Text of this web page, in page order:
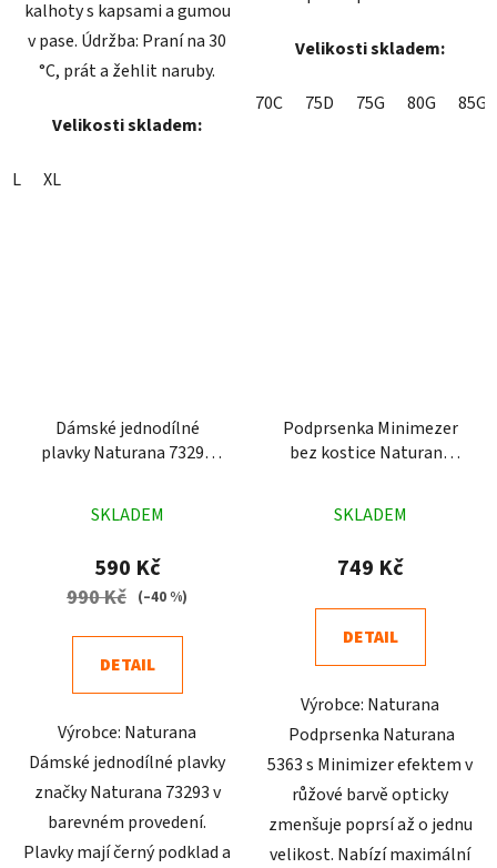
kalhoty s kapsami a gumou
v pase. Údržba: Praní na 30
°C, prát a žehlit naruby.
Velikosti skladem:
L XL
Velikosti skladem:
70C 75D 75G 80G 85G
Dámské jednodílné
plavky Naturana 73293
hodnocení
produktu
je
z
5
SKLADEM
590 Kč
990 Kč (–40 %)
DETAIL
Výrobce: Naturana
Dámské jednodílné plavky
značky Naturana 73293 v
barevném provedení.
Plavky mají černý podklad a
Podprsenka Minimezer
bez kostice Naturana
hodnocení
produktu
5,0
z
hvězdiček.
SKLADEM
749 Kč
DETAIL
Výrobce: Naturana
Podprsenka Naturana
5363 s Minimizer efektem v
růžové barvě opticky
zmenšuje poprsí až o jednu
velikost. Nabízí maximální